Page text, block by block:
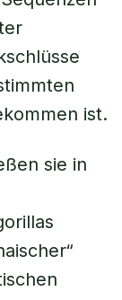
ist.
sie in